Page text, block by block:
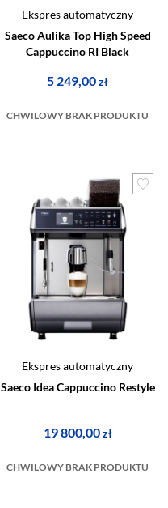
Ekspres automatyczny
Saeco Aulika Top High Speed
Cappuccino RI Black
5 249,00zł
CHWILOWY BRAK PRODUKTU
Ekspres automatyczny
Saeco Idea Cappuccino Restyle
19 800,00zł
CHWILOWY BRAK PRODUKTU